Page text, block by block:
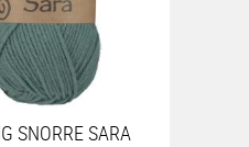
SNORRE SARA